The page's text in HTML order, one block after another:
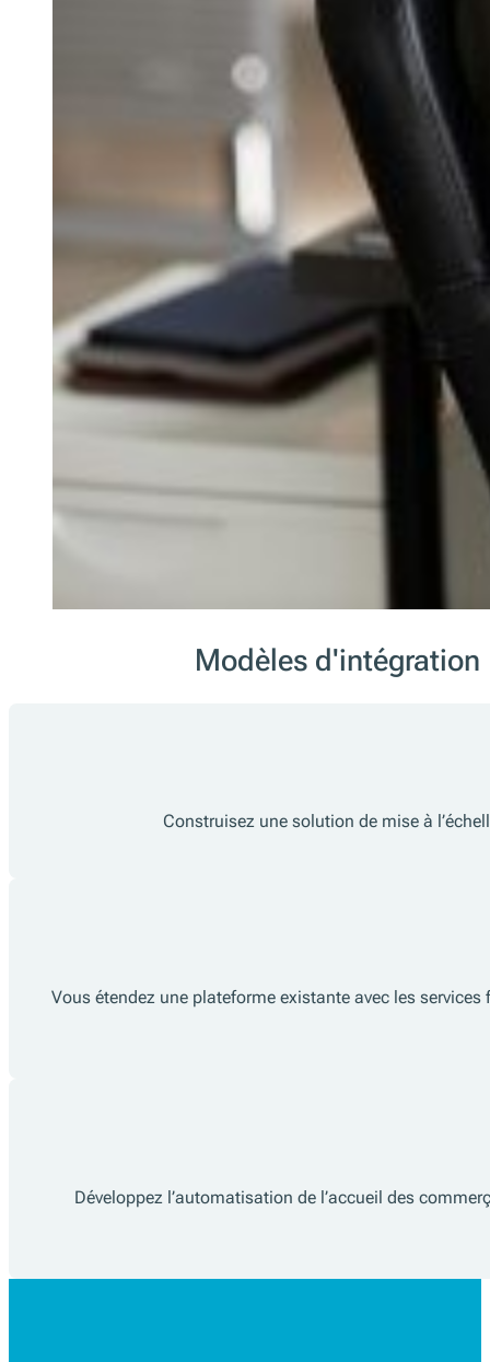
Modèles d'intégration
Construisez une solution de mise à
Vous étendez une plateforme existante avec les
Développez l’automatisation de l’accueil des